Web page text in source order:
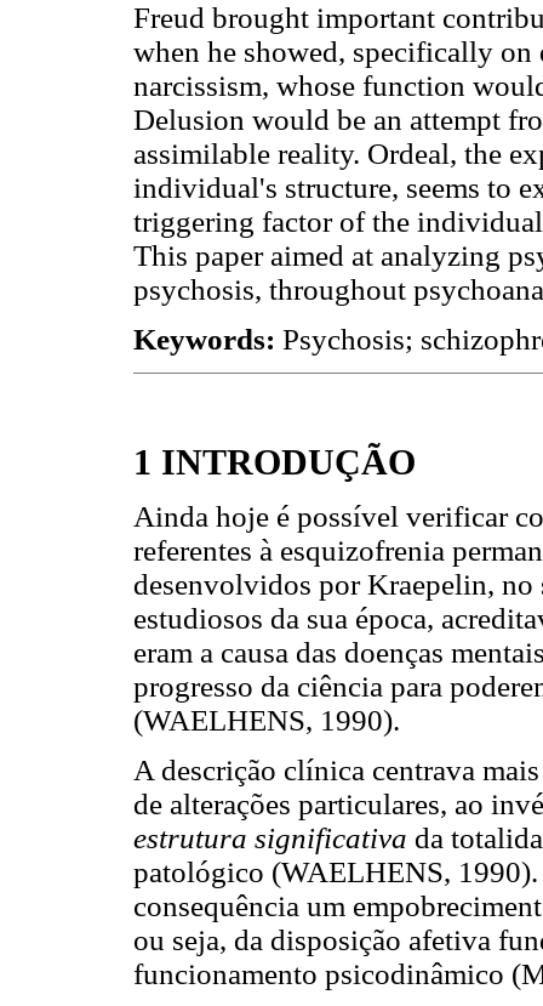
Freud brought important
when he showed, specifically
narcissism, whose function
Delusion would be an attempt
assimilable reality. Ordeal, the
individual's structure, seems to
triggering factor of the
This paper aimed at analyzing
psychosis, throughout
Keywords: Psychosis;
1 INTRODUÇÃO
Ainda hoje é possível verificar
referentes à esquizofrenia
desenvolvidos por Kraepelin,
estudiosos da sua época,
eram a causa das doenças
progresso da ciência para
(WAELHENS, 1990).
A descrição clínica centrava
de alterações particulares, ao
estrutura significativa da
patológico (WAELHENS, 1990).
consequência um
ou seja, da disposição afetiva
funcionamento psicodinâmico